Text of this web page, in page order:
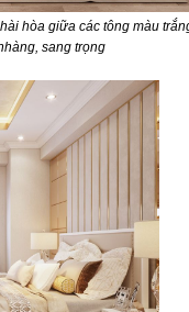
hòa giữa các tông màu
sang trọng